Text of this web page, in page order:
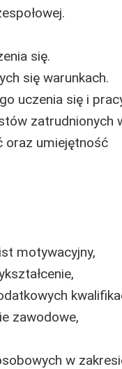
się.
się warunkach.
uczenia się i
zatrudnionych
oraz umiejętność
motywacyjny,
zawodowe,
w